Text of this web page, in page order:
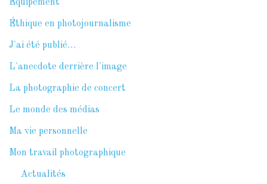
Équipement
Éthique en photojournalisme
J'ai été publié…
L'anecdote derrière l'image
La photographie de concert
Le monde des médias
Ma vie personnelle
Mon travail photographique
Actualités